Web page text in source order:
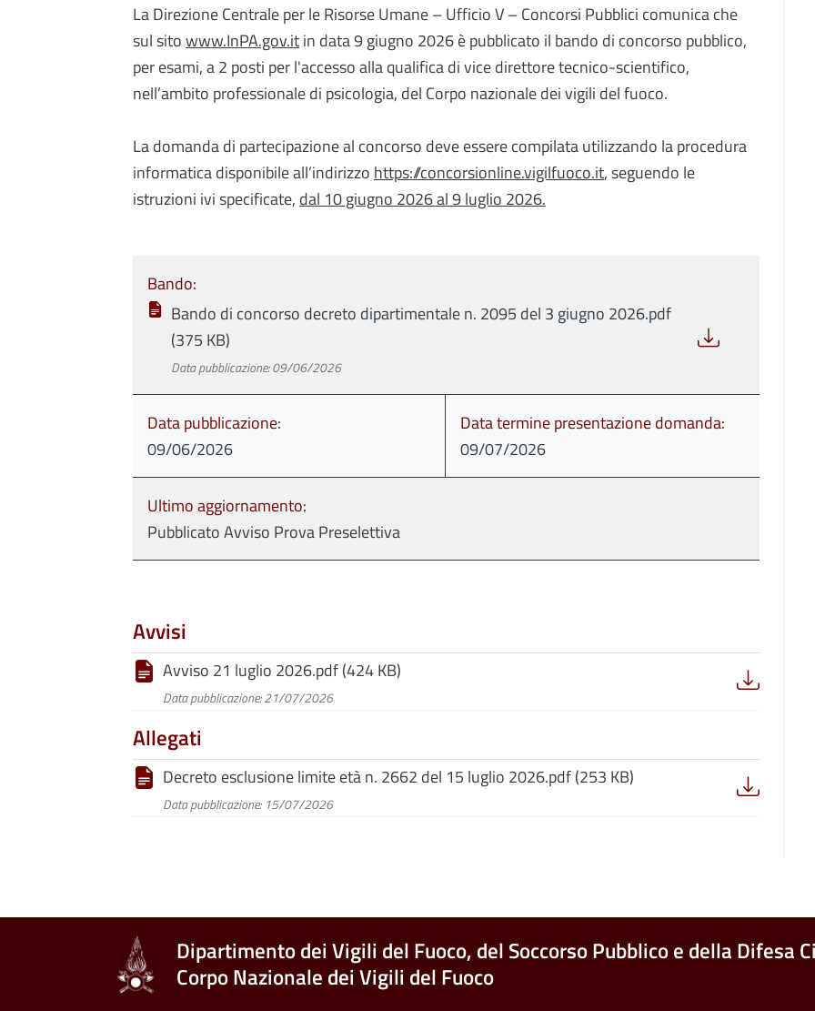
La Direzione Centrale per le Risorse Umane – Ufficio V – Concorsi Pubblici comunica che
sul sitowww.InPA.gov.itin data 9 giugno 2026 è pubblicato il bando di concorso pubblico,
per esami, a 2 posti per l'accesso alla qualifica di vice direttore tecnico-scientifico,
nell’ambito professionale di psicologia, del Corpo nazionale dei vigili del fuoco.
La domanda di partecipazione al concorso deve essere compilata utilizzando la procedura
informatica disponibile all’indirizzo https://concorsionline.vigilfuoco.it, seguendo le
istruzioni ivi specificate, dal 10 giugno 2026 al 9 luglio 2026.
Bando
Bando di concorso decreto dipartimentale n. 2095 del 3 giugno 2026.pdf
(375 KB)
Data pubblicazione: 09/06/2026
Data pubblicazione
09/06/2026
Data termine presentazione domanda
09/07/2026
Ultimo aggiornamento
Pubblicato Avviso Prova Preselettiva
Avvisi
Avviso 21 luglio 2026.pdf (424 KB)
Data pubblicazione: 21/07/2026
Allegati
Decreto esclusione limite età n. 2662 del 15 luglio 2026.pdf (253 KB)
Data pubblicazione: 15/07/2026
Dipartimento dei Vigili del Fuoco, del Soccorso Pubblico e della Difesa
Corpo Nazionale dei Vigili del Fuoco